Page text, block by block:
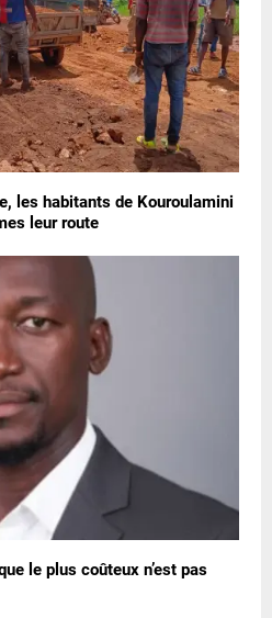
les habitants de Kouroulamini
leur route
le plus coûteux n’est pas